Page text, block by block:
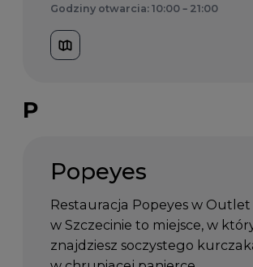
Godziny otwarcia: 10:00 – 21:00
P
Popeyes
Restauracja Popeyes w
w Szczecinie to miejsce, w
znajdziesz soczystego